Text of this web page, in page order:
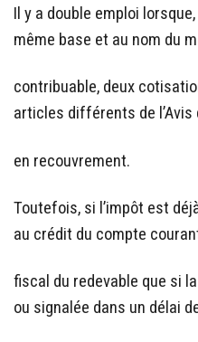
Il y a double emploi
même base et au nom du
contribuable, deux
articles différents de l’Avis
en recouvrement.
Toutefois, si l’impôt est
au crédit du compte
fiscal du redevable que si
ou signalée dans un délai